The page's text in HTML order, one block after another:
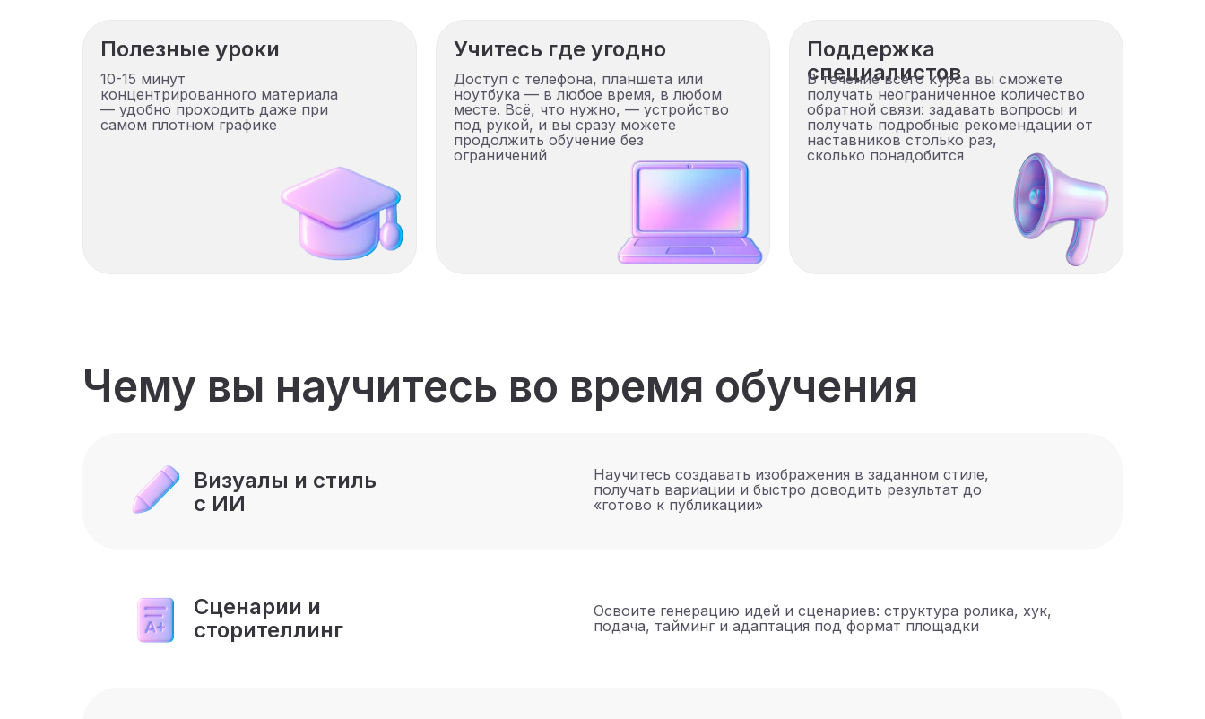
Полезные уроки
10-15 минут
концентрированного материала
— удобно проходить даже при
самом плотном графике
Учитесь где угодно
Доступ с телефона, планшета или
ноутбука — в любое время, в любом
месте. Всё, что нужно, — устройство
под рукой, и вы сразу можете
продолжить обучение без
ограничений
Поддержка
специалистов
В течение всего курса вы сможете
получать неограниченное количество
обратной связи: задавать вопросы и
получать подробные рекомендации от
наставников столько раз,
сколько понадобится
Чему вы научитесь во время обучения
Визуалы и стиль
с ИИ
Научитесь создавать изображения в заданном стиле,
получать вариации и быстро доводить результат до
«готово к публикации»
Сценарии и
сторителлинг
Освоите генерацию идей и сценариев: структура ролика, хук,
подача, тайминг и адаптация под формат площадки